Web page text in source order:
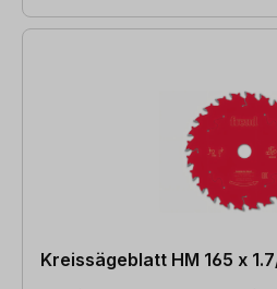
Kreissägeblatt HM 165 x